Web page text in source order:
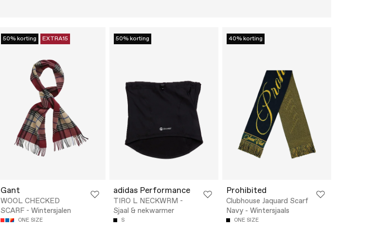
50% korting EXTRA15
Gant
WOOL CHECKED
SCARF - Wintersjalen
ONE SIZE
50% korting
adidas Performance
TIRO L NECKWRM -
Sjaal & nekwarmer
S
40% korting
Prohibited
Clubhouse Jaquard Scarf
Navy - Wintersjaals
ONE SIZE